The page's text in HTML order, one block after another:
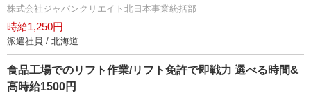
株式会社ジャパンクリエイト北日本事業統括部
時給1,250円
派遣社員 / 北海道
食品工場でのリフト作業/リフト免許で即戦力 選べる時間&
高時給1500円